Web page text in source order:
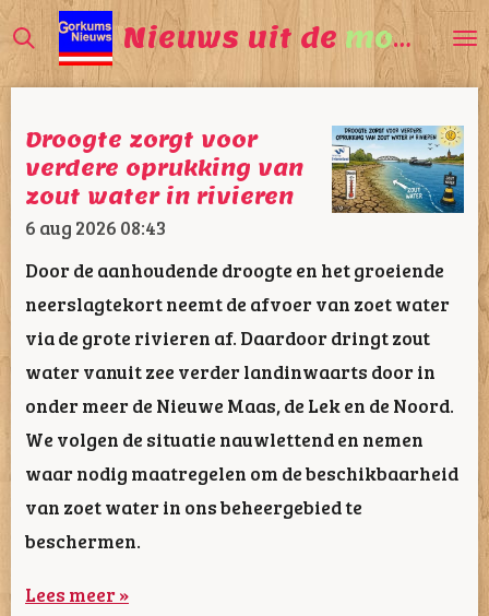
Ga
direct
naar
de
hoofdinhoud
Nieuws uit de mooiste
Droogte zorgt voor
verdere oprukking van
zout water in rivieren
6 aug 2026 08:43
Door de aanhoudende droogte en het groeiende
neerslagtekort neemt de afvoer van zoet water
via de grote rivieren af. Daardoor dringt zout
water vanuit zee verder landinwaarts door in
onder meer de Nieuwe Maas, de Lek en de Noord.
We volgen de situatie nauwlettend en nemen
waar nodig maatregelen om de beschikbaarheid
van zoet water in ons beheergebied te
beschermen.
Lees meer »